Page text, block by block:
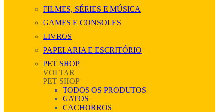
FILMES, SÉRIES E MÚSICA
GAMES E CONSOLES
LIVROS
PAPELARIA E ESCRITÓRIO
PET SHOP
VOLTAR
PET SHOP
TODOS OS PRODUTOS
GATOS
CACHORROS